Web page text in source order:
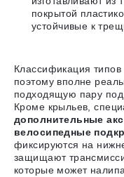
покрытой
устойчивые к
Классификация
поэтому вполне
подходящую пару под
Кроме крыльев,
дополнительные
велосипедные
фиксируются на
защищают
которые может